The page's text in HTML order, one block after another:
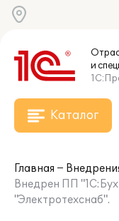
и
Каталог
Главная
Внедрен ПП
"Электротехснаб".